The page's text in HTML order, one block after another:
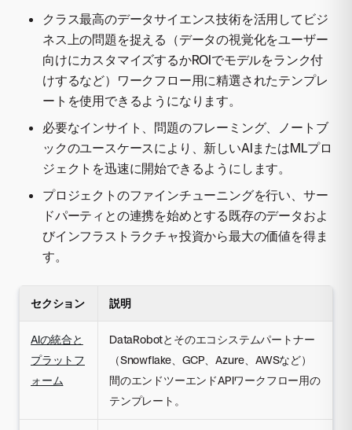
クラス最高のデータサイエンス技術を活用してビジ
ネス上の問題を捉える（データの視覚化をユーザー
向けにカスタマイズするかROIでモデルをランク付
けするなど）ワークフロー用に精選されたテンプレ
ートを使用できるようになります。
必要なインサイト、問題のフレーミング、ノートブ
ックのユースケースにより、新しいAIまたはMLプロ
ジェクトを迅速に開始できるようにします。
プロジェクトのファインチューニングを行い、サー
ドパーティとの連携を始めとする既存のデータおよ
びインフラストラクチャ投資から最大の価値を得ま
す。
セクション 説明
AIの統合と
プラットフ
ォーム
DataRobotとそのエコシステムパートナー
（Snowflake、GCP、Azure、AWSなど）
間のエンドツーエンドAPIワークフロー用の
テンプレート。